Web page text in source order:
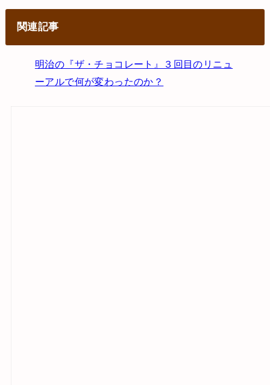
関連記事
明治の『ザ・チョコレート』３回目のリニュ
ーアルで何が変わったのか？